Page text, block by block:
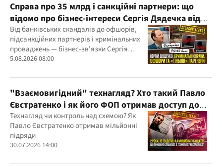
Справа про 35 млрд і санкційні партнери: що
відомо про бізнес-інтереси Сергія Дядечка від
"Родовід Банку" до "ФАРМАСЕЛ"
Від банківських скандалів до офшорів,
підсанкційних партнерів і кримінальних
проваджень — бізнес-зв'язки Сергія
Дядечка й досі простягаються через
5.08.2026 08:00
"Взаємовигідний" технагляд? Хто такий Павло
Євстратенко і як його ФОП отримав доступ до
бюджетних мільйонів?
Технагляд чи контроль над схемою? Як
Павло Євстратенко отримав мільйонні
підряди
30.07.2026 14:00